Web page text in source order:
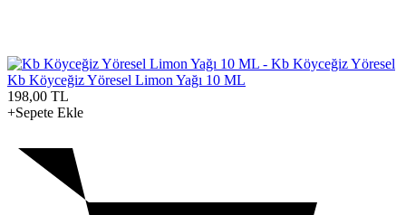
Kb Köyceğiz Yöresel Limon Yağı 10 ML
198,00 TL
+Sepete Ekle